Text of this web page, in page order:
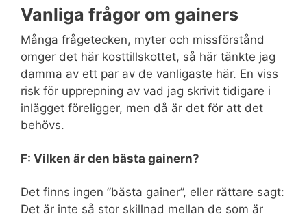
Vanliga frågor om gainers
Många frågetecken, myter och missförstånd
omger det här kosttillskottet, så här tänkte jag
damma av ett par av de vanligaste här. En viss
risk för upprepning av vad jag skrivit tidigare i
inlägget föreligger, men då är det för att det
behövs.
F: Vilken är den bästa gainern?
Det finns ingen ”bästa gainer”, eller rättare sagt:
Det är inte så stor skillnad mellan de som är